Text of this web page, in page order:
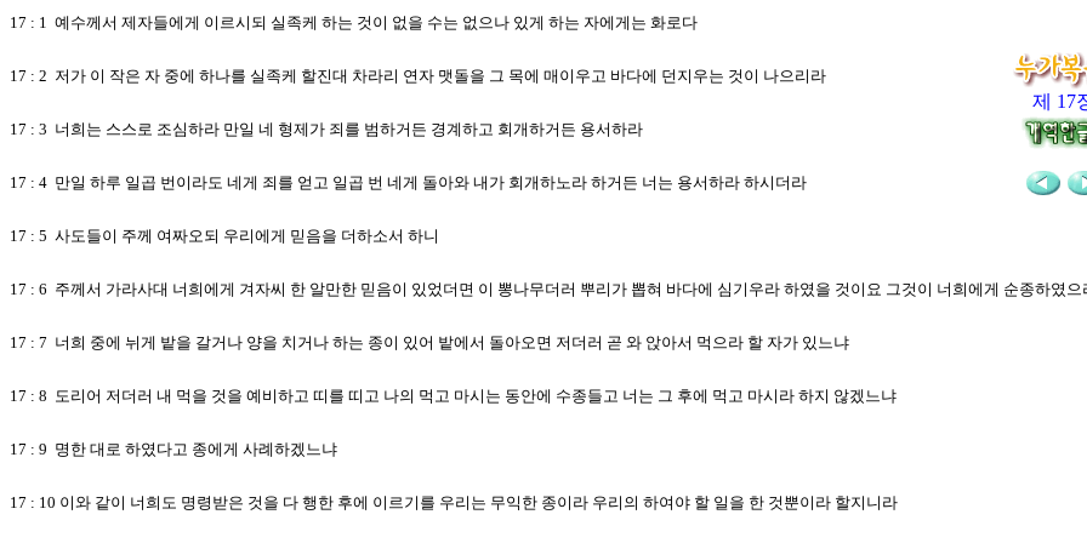
제 17
17 : 1 예수께서 제자들에게 이르시되 실족케 하는 것이 없을 수는 없으나 있게 하는 자에게는 화로다
17 : 2 저가 이 작은 자 중에 하나를 실족케 할진대 차라리 연자 맷돌을 그 목에 매이우고 바다에 던지우는 것이 나으리라
17 : 3 너희는 스스로 조심하라 만일 네 형제가 죄를 범하거든 경계하고 회개하거든 용서하라
17 : 4 만일 하루 일곱 번이라도 네게 죄를 얻고 일곱 번 네게 돌아와 내가 회개하노라 하거든 너는 용서하라 하시더라
17 : 5 사도들이 주께 여짜오되 우리에게 믿음을 더하소서 하니
17 : 6 주께서 가라사대 너희에게 겨자씨 한 알만한 믿음이 있었더면 이 뽕나무더러 뿌리가 뽑혀 바다에 심기우라 하였을 것이요 그것이 너희에게 순종하였으
17 : 7 너희 중에 뉘게 밭을 갈거나 양을 치거나 하는 종이 있어 밭에서 돌아오면 저더러 곧 와 앉아서 먹으라 할 자가 있느냐
17 : 8 도리어 저더러 내 먹을 것을 예비하고 띠를 띠고 나의 먹고 마시는 동안에 수종들고 너는 그 후에 먹고 마시라 하지 않겠느냐
17 : 9 명한 대로 하였다고 종에게 사례하겠느냐
17 : 10 이와 같이 너희도 명령받은 것을 다 행한 후에 이르기를 우리는 무익한 종이라 우리의 하여야 할 일을 한 것뿐이라 할지니라